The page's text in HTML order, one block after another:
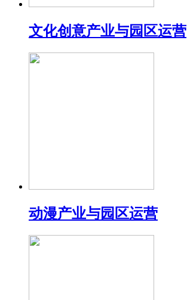
文化创意产业与园区运营
动漫产业与园区运营